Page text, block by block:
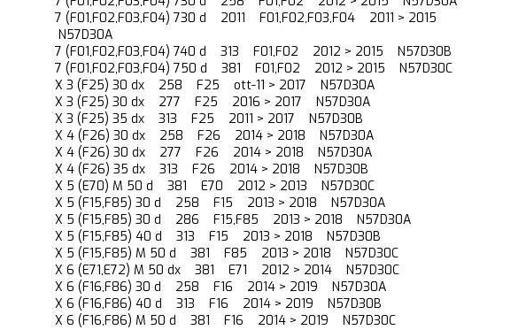
7 (F01,F02,F03,F04) 730 d 2011 F01,F02,F03,F04 2011 > 2015
N57D30A
7 (F01,F02,F03,F04) 740 d 313 F01,F02 2012 > 2015 N57D30B
7 (F01,F02,F03,F04) 750 d 381 F01,F02 2012 > 2015 N57D30C
X 3 (F25) 30 dx 258 F25 ott-11 > 2017 N57D30A
X 3 (F25) 30 dx 277 F25 2016 > 2017 N57D30A
X 3 (F25) 35 dx 313 F25 2011 > 2017 N57D30B
X 4 (F26) 30 dx 258 F26 2014 > 2018 N57D30A
X 4 (F26) 30 dx 277 F26 2014 > 2018 N57D30A
X 4 (F26) 35 dx 313 F26 2014 > 2018 N57D30B
X 5 (E70) M 50 d 381 E70 2012 > 2013 N57D30C
X 5 (F15,F85) 30 d 258 F15 2013 > 2018 N57D30A
X 5 (F15,F85) 30 d 286 F15,F85 2013 > 2018 N57D30A
X 5 (F15,F85) 40 d 313 F15 2013 > 2018 N57D30B
X 5 (F15,F85) M 50 d 381 F85 2013 > 2018 N57D30C
X 6 (E71,E72) M 50 dx 381 E71 2012 > 2014 N57D30C
X 6 (F16,F86) 30 d 258 F16 2014 > 2019 N57D30A
X 6 (F16,F86) 40 d 313 F16 2014 > 2019 N57D30B
X 6 (F16,F86) M 50 d 381 F16 2014 > 2019 N57D30C